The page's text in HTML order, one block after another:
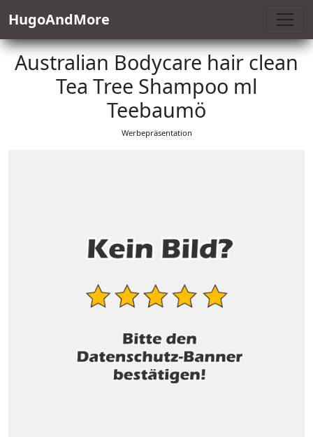
HugoAndMore
Australian Bodycare hair clean
Tea Tree Shampoo ml
Teebaumö
Werbepräsentation